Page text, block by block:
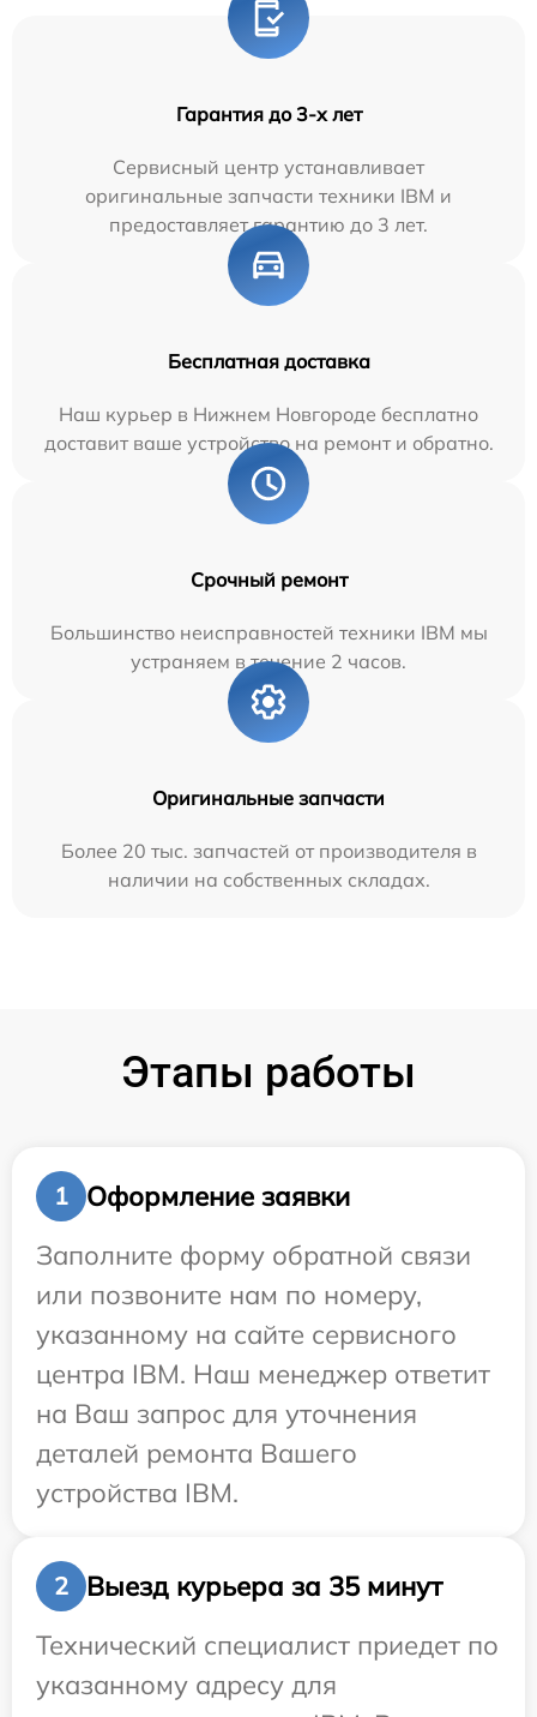
Гарантия до 3-х лет
Сервисный центр устанавливает
оригинальные запчасти техники IBM и
предоставляет гарантию до 3 лет.
Бесплатная доставка
Наш курьер в Нижнем Новгороде бесплатно
доставит ваше устройство на ремонт и обратно.
Срочный ремонт
Большинство неисправностей техники IBM мы
устраняем в течение 2 часов.
Оригинальные запчасти
Более 20 тыс. запчастей от производителя в
наличии на собственных складах.
Этапы работы
1
Оформление заявки
Заполните форму обратной связи
или позвоните нам по номеру,
указанному на сайте сервисного
центра IBM. Наш менеджер ответит
на Ваш запрос для уточнения
деталей ремонта Вашего
устройства IBM.
2
Выезд курьера за 35 минут
Технический специалист приедет по
указанному адресу для